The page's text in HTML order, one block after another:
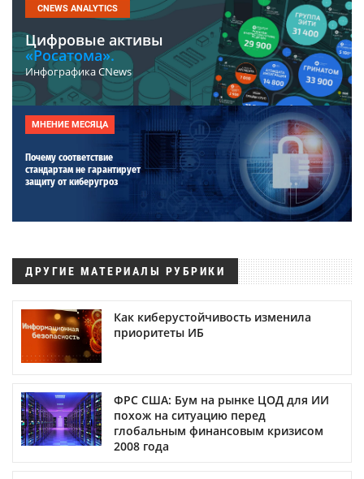
CNEWS ANALYTICS
Цифровые активы
«Росатома».
Инфографика CNews
МНЕНИЕ МЕСЯЦА
Почему соответствие
стандартам не гарантирует
защиту от киберугроз
ДРУГИЕ МАТЕРИАЛЫ РУБРИКИ
Как киберустойчивость изменила
приоритеты ИБ
ФРС США: Бум на рынке ЦОД для ИИ
похож на ситуацию перед
глобальным финансовым кризисом
2008 года